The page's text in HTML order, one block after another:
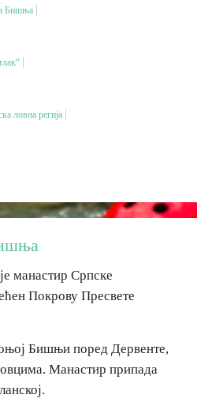
Бишња
ловна регија
манастир Српске
Покрову Пресвете
Бишњи поред Дервенте,
Манастир припада